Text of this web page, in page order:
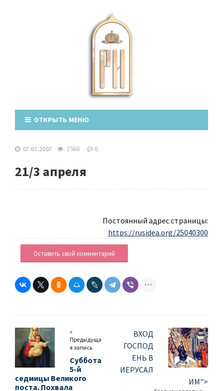
ОТКРЫТЬ МЕНЮ
07.07.2007 2566 0
21/3 апреля
Постоянный адрес страницы:
https://rusidea.org/25040300
Оставить свой комментарий
«
Предыдуща
я запись
Суббота
5-й
седмицы Великого
поста. Похвала
ВХОД
ГОСПОД
ЕНЬ В
ИЕРУСАЛ
ИМ">